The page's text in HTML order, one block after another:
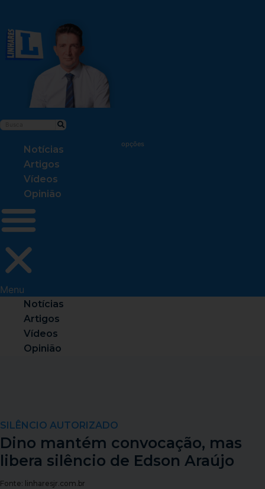
Notícias
Artigos
Vídeos
Opinião
Menu
Notícias
Artigos
Vídeos
Opinião
SILÊNCIO AUTORIZADO
Dino mantém convocação, mas
libera silêncio de Edson Araújo
Fonte: linharesjr.com.br